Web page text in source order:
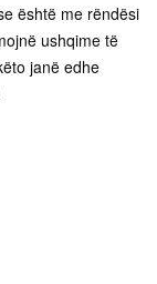
është me rëndësi
ushqime të
janë edhe